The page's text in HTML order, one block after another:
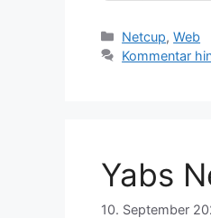
Kategorien
Netcup,Web
Kommentar
Yabs
10. September